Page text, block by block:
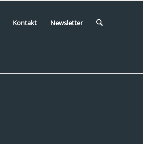
Kontakt Newsletter